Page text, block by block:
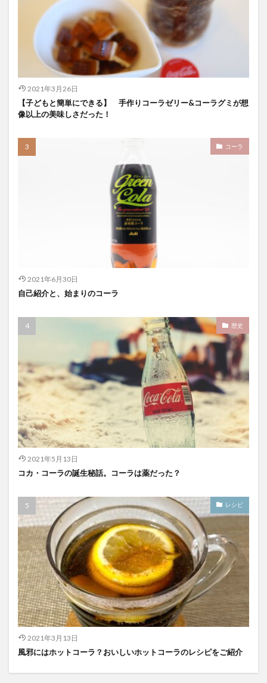
2021年3月26日
【子どもと簡単にできる】 手作りコーラゼリー&コーラグミが想
像以上の美味しさだった！
コーラ
2021年6月30日
自己紹介と、始まりのコーラ
歴史
2021年5月13日
コカ・コーラの誕生秘話。コーラは薬だった？
レシピ
2021年3月13日
風邪にはホットコーラ？おいしいホットコーラのレシピをご紹介